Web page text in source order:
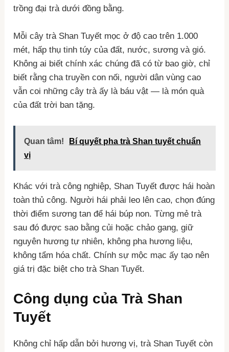
trồng đại trà dưới đồng bằng.
Mỗi cây trà Shan Tuyết mọc ở độ cao trên 1.000
mét, hấp thụ tinh túy của đất, nước, sương và gió.
Không ai biết chính xác chúng đã có từ bao giờ, chỉ
biết rằng cha truyền con nối, người dân vùng cao
vẫn coi những cây trà ấy là báu vật — là món quà
của đất trời ban tặng.
Quan tâm!
Bí quyết pha trà Shan tuyết chuẩn
vị
Khác với trà công nghiệp, Shan Tuyết được hái hoàn
toàn thủ công. Người hái phải leo lên cao, chọn đúng
thời điểm sương tan để hái búp non. Từng mẻ trà
sau đó được sao bằng củi hoặc chảo gang, giữ
nguyên hương tự nhiên, không pha hương liệu,
không tẩm hóa chất. Chính sự mộc mạc ấy tạo nên
giá trị đặc biệt cho trà Shan Tuyết.
Công dụng của Trà Shan
Tuyết
Không chỉ hấp dẫn bởi hương vị, trà Shan Tuyết còn